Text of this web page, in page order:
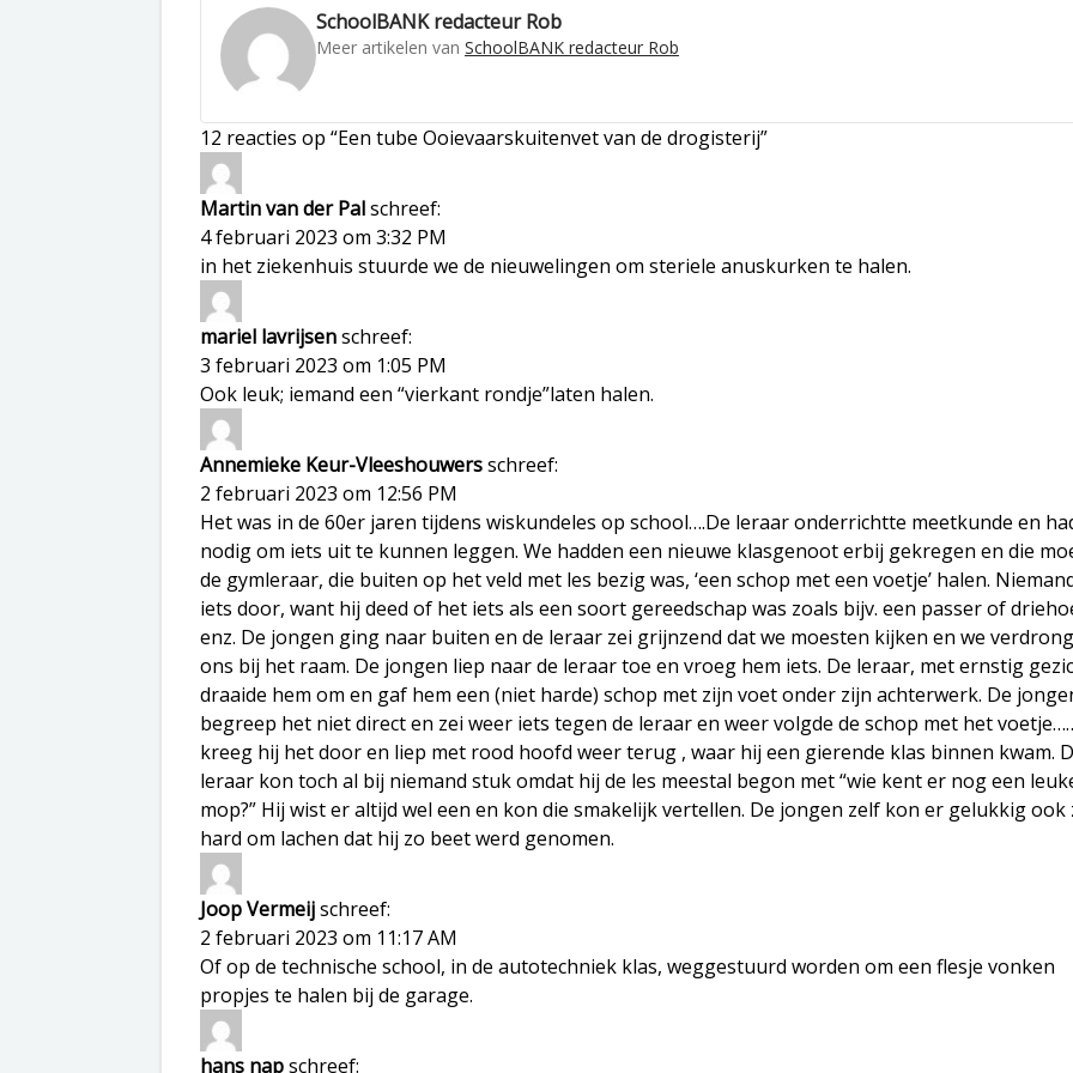
SchoolBANK redacteur Rob
Meer artikelen van SchoolBANK redacteur Rob
12 reacties op “Een tube Ooievaarskuitenvet van de drogisterij”
Martin van der Palschreef:
4 februari 2023 om 3:32 PM
in het ziekenhuis stuurde we de nieuwelingen om steriele anuskurken te halen.
mariel lavrijsenschreef:
3 februari 2023 om 1:05 PM
Ook leuk; iemand een “vierkant rondje”laten halen.
Annemieke Keur-Vleeshouwersschreef:
2 februari 2023 om 12:56 PM
Het was in de 60er jaren tijdens wiskundeles op school….De leraar onderrichtte meetkunde en
nodig om iets uit te kunnen leggen. We hadden een nieuwe klasgenoot erbij gekregen en die
de gymleraar, die buiten op het veld met les bezig was, ‘een schop met een voetje’ halen.
iets door, want hij deed of het iets als een soort gereedschap was zoals bijv. een passer of
enz. De jongen ging naar buiten en de leraar zei grijnzend dat we moesten kijken en we
ons bij het raam. De jongen liep naar de leraar toe en vroeg hem iets. De leraar, met ernstig
draaide hem om en gaf hem een (niet harde) schop met zijn voet onder zijn achterwerk. De
begreep het niet direct en zei weer iets tegen de leraar en weer volgde de schop met het
kreeg hij het door en liep met rood hoofd weer terug , waar hij een gierende klas binnen kwam.
leraar kon toch al bij niemand stuk omdat hij de les meestal begon met “wie kent er nog een
mop?” Hij wist er altijd wel een en kon die smakelijk vertellen. De jongen zelf kon er gelukkig ook
hard om lachen dat hij zo beet werd genomen.
Joop Vermeijschreef:
2 februari 2023 om 11:17 AM
Of op de technische school, in de autotechniek klas, weggestuurd worden om een flesje vonken
propjes te halen bij de garage.
hans napschreef: